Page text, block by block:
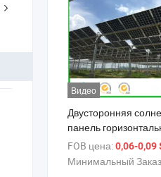
Видео
Двусторонняя
панель
солнечный трекер с
осевым движением
FOB цена:0,06-0,09
Минимальный